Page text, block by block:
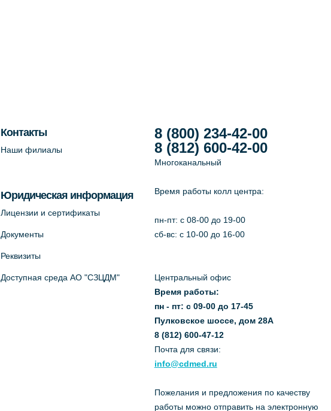
Контакты
Наши филиалы
Юридическая информация
Лицензии и сертификаты
Документы
Реквизиты
Доступная среда АО "СЗЦДМ"
8 (800) 234-42-00
8 (812) 600-42-00
Многоканальный
Время работы колл центра:
пн-пт: c 08-00 до 19-00
сб-вс: с 10-00 до 16-00
Центральный офис
Время работы:
пн - пт: с 09-00 до 17-45
Пулковское шоссе, дом 28А
8 (812) 600-47-12
Почта для связи:
info@cdmed.ru
Пожелания и предложения по качеству
работы можно отправить на электронную